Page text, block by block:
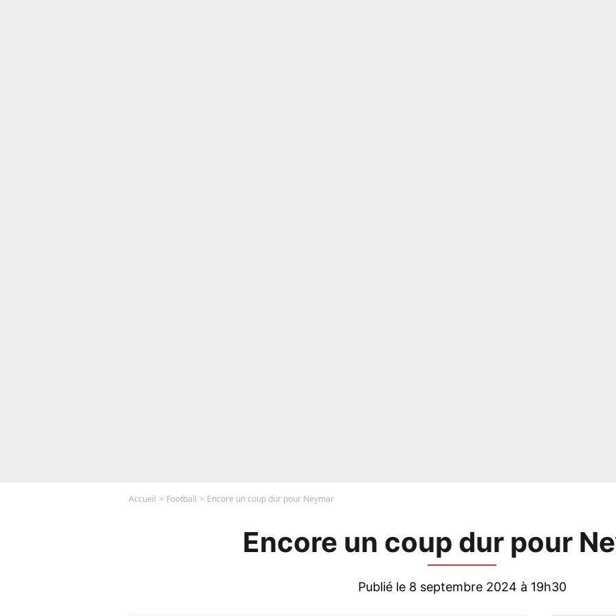
Accueil Football Encore un coup dur pour Neymar
Encore un coup dur pour
Publié le 8 septembre 2024 à 19h30